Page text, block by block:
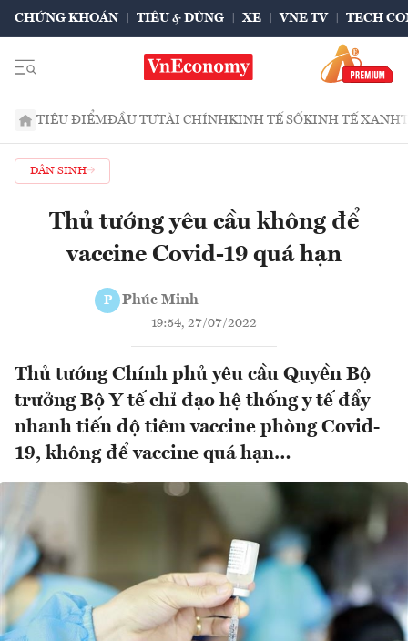
CHỨNG KHOÁN TIÊU & DÙNG XE VNE TV TECH
TIÊU ĐIỂMĐẦU TƯTÀI CHÍNHKINH TẾ SỐKINH TẾ XANH
DÂN SINH
Thủ tướng yêu cầu không để
vaccine Covid-19 quá hạn
P Phúc Minh
19:54, 27/07/2022
Thủ tướng Chính phủ yêu cầu Quyền Bộ
trưởng Bộ Y tế chỉ đạo hệ thống y tế đẩy
nhanh tiến độ tiêm vaccine phòng Covid-
19, không để vaccine quá hạn…